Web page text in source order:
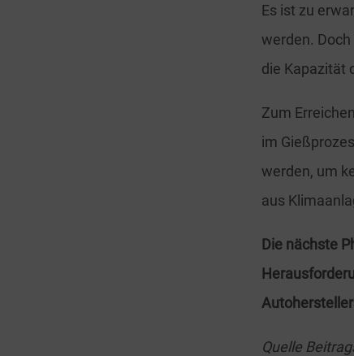
Es ist zu
werden.
die Kapazität
Zum
im
werden, um
aus
Die nächste
Quelle